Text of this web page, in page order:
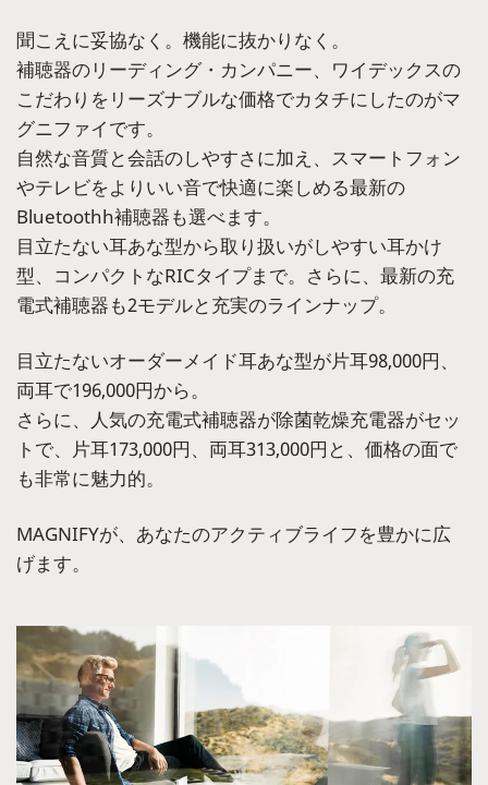
聞こえに妥協なく。機能に抜かりなく。
補聴器のリーディング・カンパニー、ワイデックスの
こだわりをリーズナブルな価格でカタチにしたのがマ
グニファイです。
自然な音質と会話のしやすさに加え、スマートフォン
やテレビをよりいい音で快適に楽しめる最新の
Bluetoothh補聴器も選べます。
目立たない耳あな型から取り扱いがしやすい耳かけ
型、コンパクトなRICタイプまで。さらに、最新の充
電式補聴器も2モデルと充実のラインナップ。
目立たないオーダーメイド耳あな型が片耳98,000円、
両耳で196,000円から。
さらに、人気の充電式補聴器が除菌乾燥充電器がセッ
トで、片耳173,000円、両耳313,000円と、価格の面で
も非常に魅力的。
MAGNIFYが、あなたのアクティブライフを豊かに広
げます。